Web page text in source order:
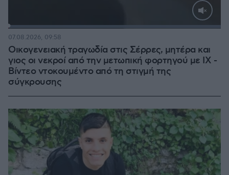
Loaded:
Οικογενειακή τραγωδία στις Σέρρες, μητέρα και
γιος οι νεκροί από την μετωπική φορτηγού με ΙΧ -
Βίντεο ντοκουμέντο από τη στιγμή της
σύγκρουσης
07.08.2026, 09:58